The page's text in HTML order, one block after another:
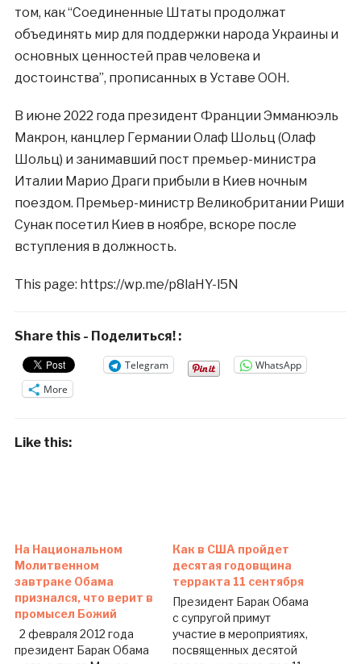
том, как “Соединенные Штаты продолжат
объединять мир для поддержки народа Украины и
основных ценностей прав человека и
достоинства”, прописанных в Уставе ООН.
В июне 2022 года президент Франции Эмманюэль
Макрон, канцлер Германии Олаф Шольц (Олаф
Шольц) и занимавший пост премьер-министра
Италии Марио Драги прибыли в Киев ночным
поездом. Премьер-министр Великобритании Риши
Сунак посетил Киев в ноябре, вскоре после
вступления в должность.
This page: https://wp.me/p8laHY-l5N
Share this - Поделиться! :
Telegram
WhatsApp
More
Like this:
На Национальном
Молитвенном
завтраке Обама
признался, что верит в
промысел Божий
2 февраля 2012 года
президент Барак Обама
Как в США пройдет
десятая годовщина
терракта 11 сентября
Президент Барак Обама
с супругой примут
участие в мероприятиях,
посвященных десятой